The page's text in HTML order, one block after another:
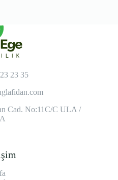
23 35
Cad. No:11C/C ULA /